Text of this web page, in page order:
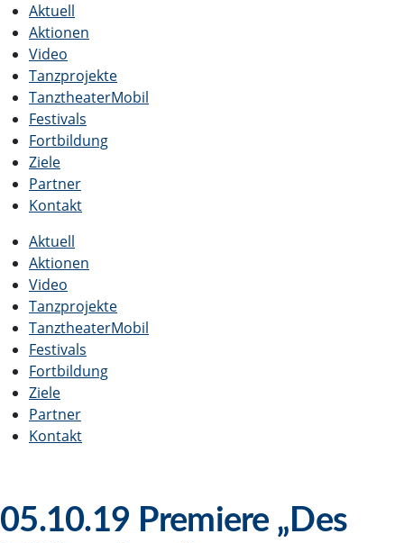
Aktuell
Aktionen
Video
Tanzprojekte
TanztheaterMobil
Festivals
Fortbildung
Ziele
Partner
Kontakt
Aktuell
Aktionen
Video
Tanzprojekte
TanztheaterMobil
Festivals
Fortbildung
Ziele
Partner
Kontakt
05.10.19 Premiere „Des